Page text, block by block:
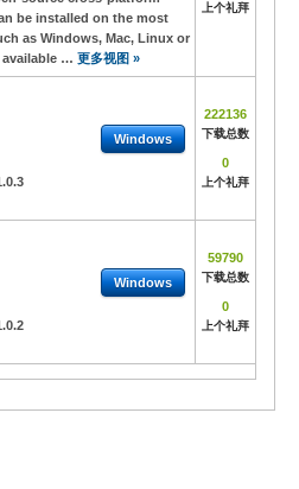
be installed on the most
as Windows, Mac, Linux or
available … 更多视图 »
上个礼拜
Windows
222136
下载总数
0
上个礼拜
Windows
59790
下载总数
0
上个礼拜